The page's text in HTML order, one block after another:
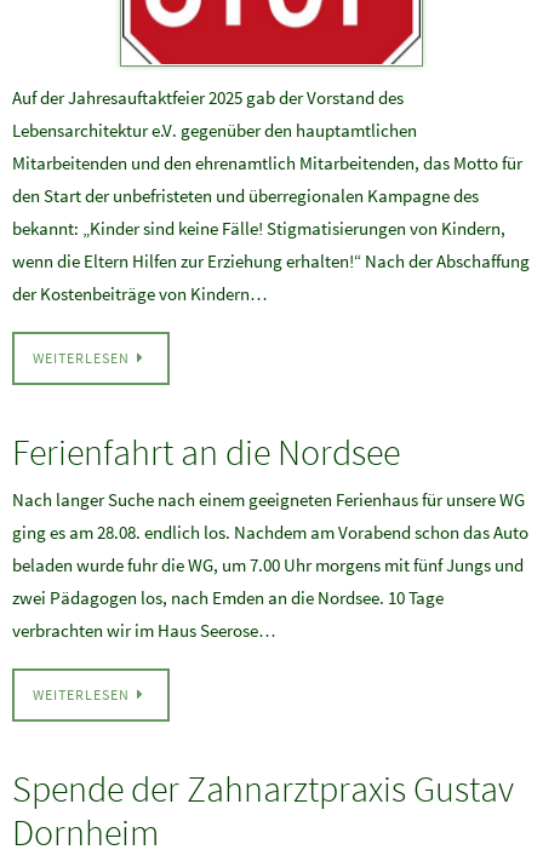
Auf der Jahresauftaktfeier 2025 gab der Vorstand des
Lebensarchitektur e.V. gegenüber den hauptamtlichen
Mitarbeitenden und den ehrenamtlich Mitarbeitenden, das Motto für
den Start der unbefristeten und überregionalen Kampagne des
bekannt: „Kinder sind keine Fälle! Stigmatisierungen von Kindern,
wenn die Eltern Hilfen zur Erziehung erhalten!“ Nach der Abschaffung
der Kostenbeiträge von Kindern…
WEITERLESEN
Ferienfahrt an die Nordsee
Nach langer Suche nach einem geeigneten Ferienhaus für unsere WG
ging es am 28.08. endlich los. Nachdem am Vorabend schon das Auto
beladen wurde fuhr die WG, um 7.00 Uhr morgens mit fünf Jungs und
zwei Pädagogen los, nach Emden an die Nordsee. 10 Tage
verbrachten wir im Haus Seerose…
WEITERLESEN
Spende der Zahnarztpraxis Gustav
Dornheim